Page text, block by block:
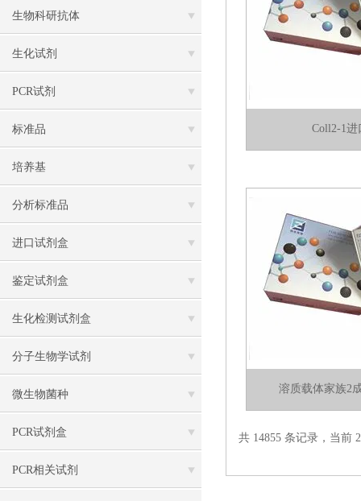
生物科研抗体
生化试剂
PCR试剂
标准品
培养基
分析标准品
进口试剂盒
鉴定试剂盒
生化检测试剂盒
分子生物学试剂
微生物菌种
PCR试剂盒
PCR相关试剂
Coll2-1
溶质载体家族2
共 14855 条记录，当前